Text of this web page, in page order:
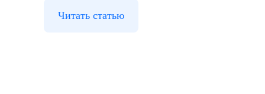
Читать статью